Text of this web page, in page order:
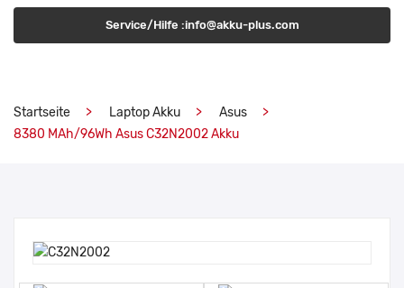
Service/Hilfe :info@akku-plus.com
Startseite Laptop Akku
Asus
8380 MAh/96Wh Asus C32N2002 Akku